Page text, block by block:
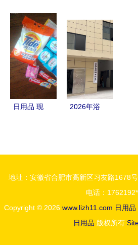
应用 新富
康塑料模具
厂驱动品质
升级
新丰镇九村
甘琼瓷艺厂
日用品 现
2026年浴
源头工厂
地址：安徽省合肥市高新区习友路1678
电话：
Copyright © 2026 www.lizh11.com 日用品
日用品 版权所有